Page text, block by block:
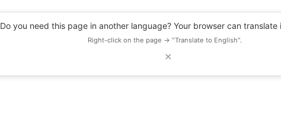
Do you need this page in another language? Your browser can translate
Right-click on the page → "Translate to English".
✕
RECURSOS